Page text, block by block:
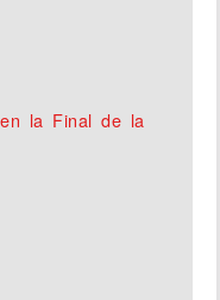
la Final de la